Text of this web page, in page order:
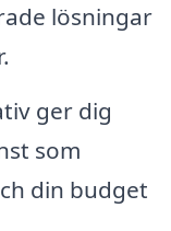
lösningar
ger dig
som
din budget